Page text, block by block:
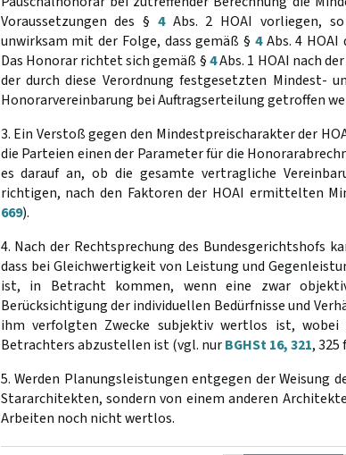
Voraussetzungen des § 4Abs. 2 HOAI vorliegen, so
unwirksam mit der Folge, dass gemäß § 4Abs. 4 HOAI
Das Honorar richtet sich gemäß §4Abs. 1 HOAI nach
der durch diese Verordnung festgesetzten Mindest-
Honorarvereinbarung bei Auftragserteilung getroffen
3. Ein Verstoß gegen den Mindestpreischarakter der
die Parteien einen der Parameter für die
es darauf an, ob die gesamte vertragliche
richtigen, nach den Faktoren der HOAI ermittelten
669).
4. Nach der Rechtsprechung des Bundesgerichtshofs
dass bei Gleichwertigkeit von Leistung und
ist, in Betracht kommen, wenn eine zwar
Berücksichtigung der individuellen Bedürfnisse und
ihm verfolgten Zwecke subjektiv wertlos ist,
Betrachters abzustellen ist (vgl. nurBGHSt 16, 321, 325
5. Werden Planungsleistungen entgegen der Weisung
Stararchitekten, sondern von einem anderen
Arbeiten noch nicht wertlos.